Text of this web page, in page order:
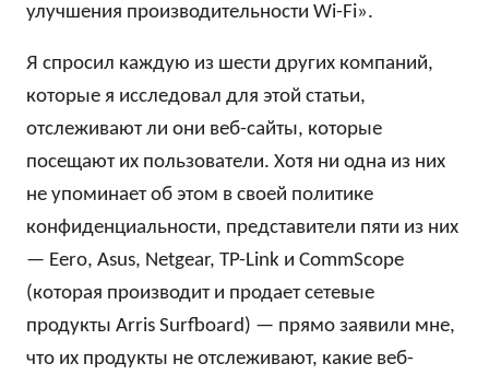
улучшения производительности Wi-Fi».
Я спросил каждую из шести других компаний,
которые я исследовал для этой статьи,
отслеживают ли они веб-сайты, которые
посещают их пользователи. Хотя ни одна из них
не упоминает об этом в своей политике
конфиденциальности, представители пяти из них
— Eero, Asus, Netgear, TP-Link и CommScope
(которая производит и продает сетевые
продукты Arris Surfboard) — прямо заявили мне,
что их продукты не отслеживают, какие веб-